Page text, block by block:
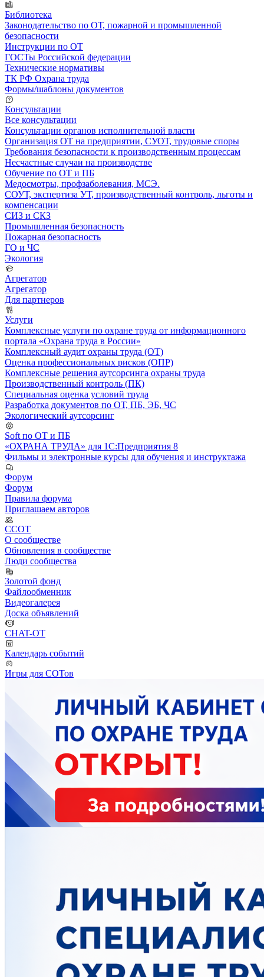
Библиотека
Законодательство по ОТ, пожарной и промышленной
безопасности
Инструкции по ОТ
ГОСТы Российской федерации
Технические нормативы
ТК РФ Охрана труда
Формы/шаблоны документов
Консультации
Все консультации
Консультации органов исполнительной власти
Организация ОТ на предприятии, СУОТ, трудовые споры
Требования безопасности к производственным процессам
Несчастные случаи на производстве
Обучение по ОТ и ПБ
Медосмотры, профзаболевания, МСЭ.
СОУТ, экспертиза УТ, производственный контроль, льготы и
компенсации
СИЗ и СКЗ
Промышленная безопасность
Пожарная безопасность
ГО и ЧС
Экология
Агрегатор
Агрегатор
Для партнеров
Услуги
Комплексные услуги по охране труда от информационного
портала «Охрана труда в России»
Комплексный аудит охраны труда (ОТ)
Оценка профессиональных рисков (ОПР)
Комплексные решения аутсорсинга охраны труда
Производственный контроль (ПК)
Специальная оценка условий труда
Разработка документов по ОТ, ПБ, ЭБ, ЧС
Экологический аутсорсинг
Soft по ОТ и ПБ
«ОХРАНА ТРУДА» для 1С:Предприятия 8
Фильмы и электронные курсы для обучения и инструктажа
Форум
Форум
Правила форума
Приглашаем авторов
ССОТ
О сообществе
Обновления в сообществе
Люди сообщества
Золотой фонд
Файлообменник
Видеогалерея
Доска объявлений
CHAT-OT
Календарь событий
Игры для СОТов